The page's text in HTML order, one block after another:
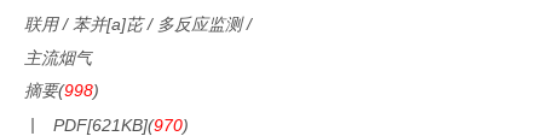
联用/ 苯并[a]芘/ 多反应监测/
主流烟气
摘要(998)
PDF[621KB](970)